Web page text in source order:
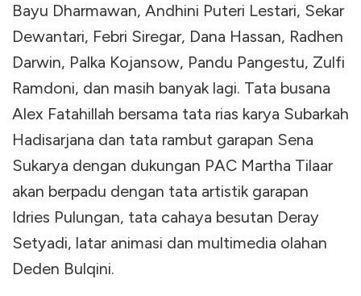
Bayu Dharmawan, Andhini Puteri Lestari, Sekar
Dewantari, Febri Siregar, Dana Hassan, Radhen
Darwin, Palka Kojansow, Pandu Pangestu, Zulfi
Ramdoni, dan masih banyak lagi. Tata busana
Alex Fatahillah bersama tata rias karya Subarkah
Hadisarjana dan tata rambut garapan Sena
Sukarya dengan dukungan PAC Martha Tilaar
akan berpadu dengan tata artistik garapan
Idries Pulungan, tata cahaya besutan Deray
Setyadi, latar animasi dan multimedia olahan
Deden Bulqini.